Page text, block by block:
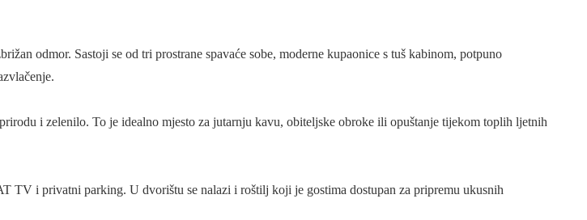
odmor. Sastoji se od tri prostrane spavaće sobe, moderne kupaonice s tuš kabinom, potpuno
i zelenilo. To je idealno mjesto za jutarnju kavu, obiteljske obroke ili opuštanje tijekom toplih ljetnih
TV i privatni parking. U dvorištu se nalazi i roštilj koji je gostima dostupan za pripremu ukusnih